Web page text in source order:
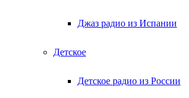
Джаз радио из Испании
Детское
Детское радио из России